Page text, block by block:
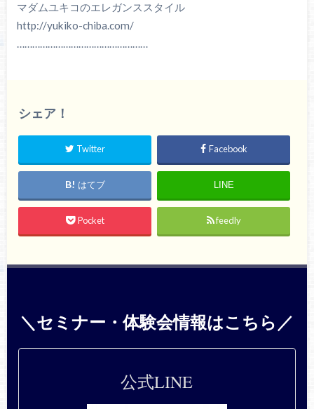
マダムユキコのエレガンススタイル
http://yukiko-chiba.com/
……………………………………………
シェア！
Twitter Facebook
はてブ LINE
Pocket feedly
＼セミナー・体験会情報はこちら／
公式LINE